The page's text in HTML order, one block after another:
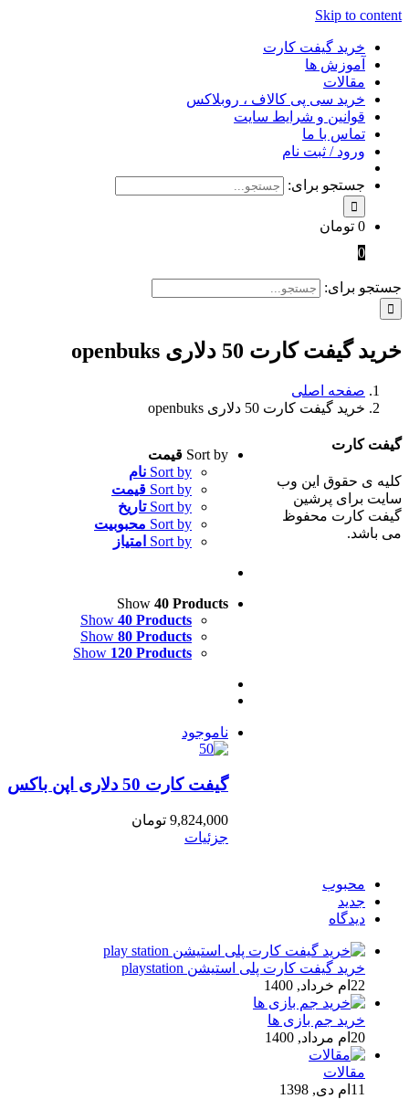
Skip to content
خرید گیفت کارت
آموزش ها
مقالات
خرید سی پی کالاف ، روبلاکس
قوانین و شرایط سایت
تماس با ما
ورود / ثبت نام
جستجو برای:
0 تومان
0
جستجو برای:
خرید گیفت کارت 50 دلاری openbuks
صفحه اصلی
خرید گیفت کارت 50 دلاری openbuks
Sort by قیمت
Sort by نام
Sort by قیمت
Sort by تاریخ
Sort by محبوبیت
Sort by امتیاز
Show 40 Products
Show 40 Products
Show 80 Products
Show 120 Products
ناموجود
گیفت کارت 50 دلاری اپن باکس
9,824,000 تومان
جزئیات
محبوب
جدید
ديدگاه
خرید گیفت کارت پلی استیشن playstation
22ام خرداد, 1400
خرید جم بازی ها
20ام مرداد, 1400
مقالات
11ام دی, 1398
گیفت کارت
کلیه ی حقوق این وب
سایت برای پرشین
گیفت کارت محفوظ
می باشد.